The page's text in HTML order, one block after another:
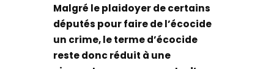
Malgré le plaidoyer de certains
députés pour faire de l’écocide
un crime, le terme d’écocide
reste donc réduit à une